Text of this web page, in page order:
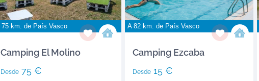
75 km. de País Vasco
Camping El Molino
Desde 75 €
A 82 km. de País Vasco
Camping Ezcaba
Desde15 €